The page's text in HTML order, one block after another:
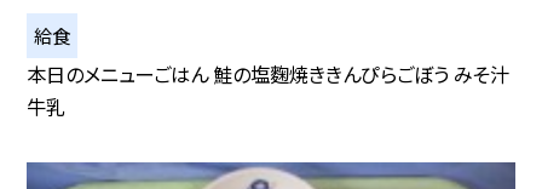
給食
本日のメニューごはん 鮭の塩麴焼ききんぴらごぼう みそ汁
牛乳